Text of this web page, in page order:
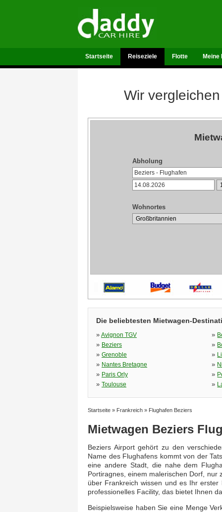
Startseite Reiseziele Flotte
Wir
Abholung
Wohnortes
Die beliebtesten Mietwagen-
» Avignon TGV »
» Beziers »
» Grenoble »
» Nantes Bretagne »
» Paris Orly »
» Toulouse »
Startseite » Frankreich » Flughafen Beziers
Mietwagen Beziers
Beziers Airport gehört zu den
Name des Flughafens kommt von der
eine andere Stadt, die nahe dem
Portiragnes, einem malerischen Dorf, nur
über Frankreich wissen und es Ihr
professionelles Facility, das bietet Ihnen
Beispielsweise haben Sie eine Menge